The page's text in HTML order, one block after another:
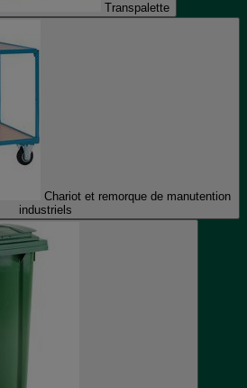
Transpalette
Chariot et remorque de manutention
industriels